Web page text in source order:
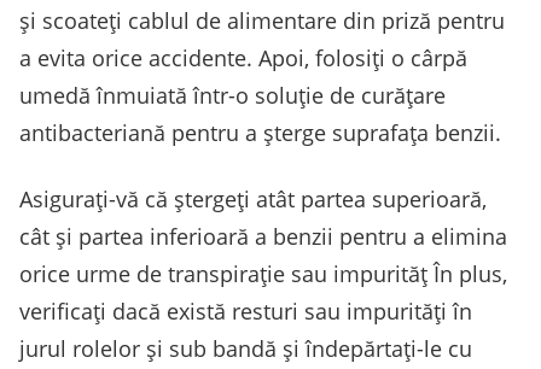
și scoateți cablul de alimentare din priză pentru
a evita orice accidente. Apoi, folosiți o cârpă
umedă înmuiată într-o soluție de curățare
antibacteriană pentru a șterge suprafața benzii.
Asigurați-vă că ștergeți atât partea superioară,
cât și partea inferioară a benzii pentru a elimina
orice urme de transpirație sau impurităț În plus,
verificați dacă există resturi sau impurități în
jurul rolelor și sub bandă și îndepărtați-le cu